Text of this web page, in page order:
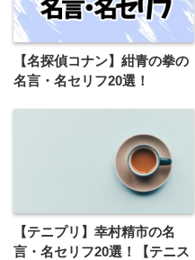
【名探偵コナン】紺青の拳の
名言・名セリフ20選！
【テニプリ】幸村精市の名
言・名セリフ20選！【テニス